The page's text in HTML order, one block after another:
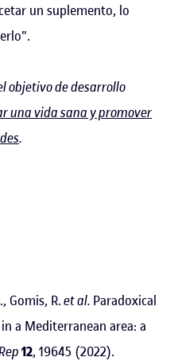
un suplemento, lo
objetivo de desarrollo
una vida sana y promover
.
Gomis, R.et al. Paradoxical
a Mediterranean area: a
12, 19645 (2022).